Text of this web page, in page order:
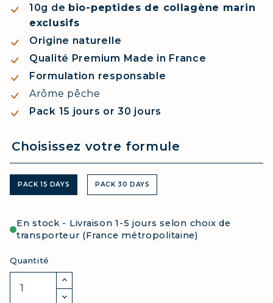
10g de bio-peptides de collagène marin
exclusifs
Origine naturelle
Qualité Premium Made in France
Formulation responsable
Arôme pêche
Pack 15 jours or 30 jours
PACK 15 DAYS PACK 30 DAYS
En stock - Livraison 1-5 jours selon choix de
transporteur (France métropolitaine)
Quantité